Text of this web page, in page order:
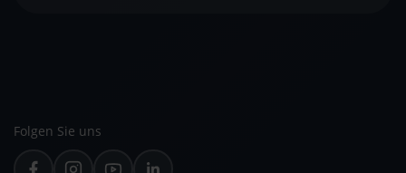
Folgen Sie uns